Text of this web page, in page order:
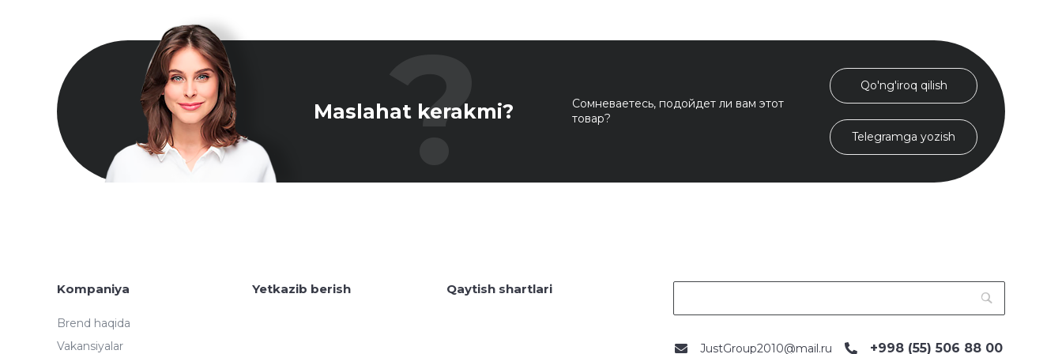
Maslahat kerakmi?
Сомневаетесь, подойдет ли вам этот
товар?
Qo'ng'iroq qilish
Telegramga yozish
Kompaniya
Brend haqida
Vakansiyalar
Yetkazib berish Qaytish shartlari
JustGroup2010@mail.ru +998 (55) 506 88 00